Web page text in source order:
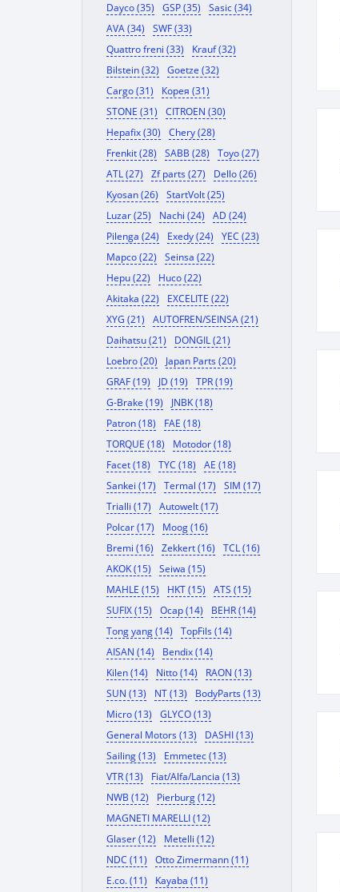
Dayco (35)
GSP (35)
Sasic (34)
AVA (34)
SWF (33)
Quattro freni (33)
Krauf (32)
Bilstein (32)
Goetze (32)
Cargo (31)
Корея (31)
STONE (31)
CITROEN (30)
Hepafix (30)
Chery (28)
Frenkit (28)
SABB (28)
Toyo (27)
ATL (27)
Zf parts (27)
Dello (26)
Kyosan (26)
StartVolt (25)
Luzar (25)
Nachi (24)
AD (24)
Pilenga (24)
Exedy (24)
YEC (23)
Mapco (22)
Seinsa (22)
Hepu (22)
Huco (22)
Akitaka (22)
EXCELITE (22)
XYG (21)
AUTOFREN/SEINSA (21)
Daihatsu (21)
DONGIL (21)
Loebro (20)
Japan Parts (20)
GRAF (19)
JD (19)
TPR (19)
G-Brake (19)
JNBK (18)
Patron (18)
FAE (18)
TORQUE (18)
Motodor (18)
Facet (18)
TYC (18)
AE (18)
Sankei (17)
Termal (17)
SIM (17)
Trialli (17)
Autowelt (17)
Polcar (17)
Moog (16)
Bremi (16)
Zekkert (16)
TCL (16)
AKOK (15)
Seiwa (15)
MAHLE (15)
HKT (15)
ATS (15)
SUFIX (15)
Ocap (14)
BEHR (14)
Tong yang (14)
TopFils (14)
AISAN (14)
Bendix (14)
Kilen (14)
Nitto (14)
RAON (13)
SUN (13)
NT (13)
BodyParts (13)
Micro (13)
GLYCO (13)
General Motors (13)
DASHI (13)
Sailing (13)
Emmetec (13)
VTR (13)
Fiat/Alfa/Lancia (13)
NWB (12)
Pierburg (12)
MAGNETI MARELLI (12)
Glaser (12)
Metelli (12)
NDC (11)
Otto Zimermann (11)
E.co. (11)
Kayaba (11)